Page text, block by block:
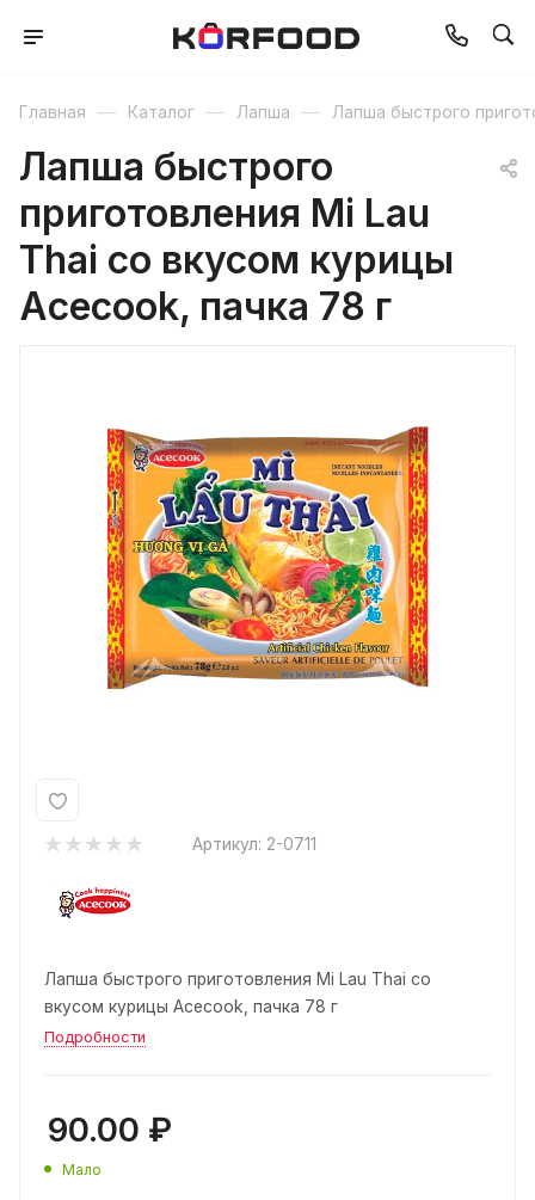
Главная — Каталог — Лапша — Лапша быстрого
Лапша быстрого
приготовления Mi Lau
Thai со вкусом курицы
Acecook, пачка 78 г
Артикул: 2-0711
Лапша быстрого приготовления Mi Lau Thai со
вкусом курицы Acecook, пачка 78 г
Подробности
90.00 ₽
Мало